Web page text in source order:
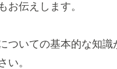
お伝えします。
ついての基本的な知
い。